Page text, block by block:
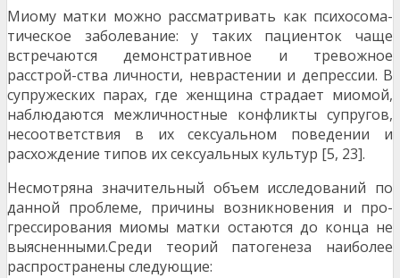
Миому матки можно рассматривать как психосома­
тическое заболевание: у таких пациенток чаще
встречаются демонстративное и тревожное
расстрой-ства личности, неврастении и депрессии. В
супружеских парах, где женщина страдает мио­мой,
наблюдаются межличностные конфликты суп­ругов,
несоответствия в их сексуальном поведении и
расхождение типов их сексуальных культур [5, 23].
Несмотряна значительный объем исследований по
данной проблеме, причины возникновения и про­
грессирования миомы матки остаются до конца не
выясненными.Среди теорий патогенеза наиболее
распространены следующие: